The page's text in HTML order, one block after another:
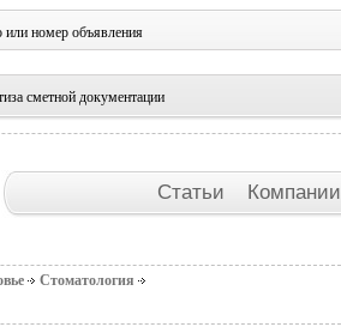
номер объявления
сметной документации
Статьи Компании
Стоматология